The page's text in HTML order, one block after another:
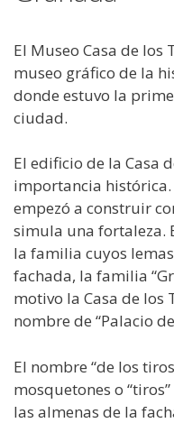
El Museo Casa de los
museo gráfico de la
donde estuvo la
ciudad.
El edificio de la Casa
importancia histórica.
empezó a construir
simula una fortaleza.
la familia cuyos
fachada, la familia
motivo la Casa de los
nombre de “Palacio
El nombre “de los
mosquetones o
las almenas de la